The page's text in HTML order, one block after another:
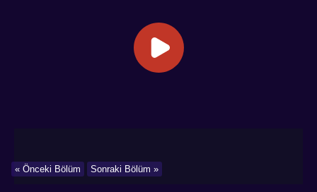
Sonraki Bölüm »
« Önceki Bölüm